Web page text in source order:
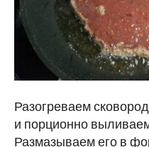
Разогреваем
и порционно
Размазываем его в